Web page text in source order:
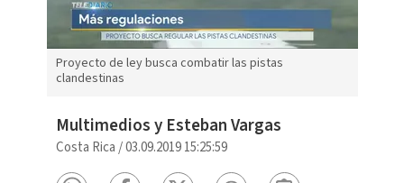
Proyecto de ley busca combatir las pistas
clandestinas
Multimedios y Esteban Vargas
Costa Rica /03.09.2019 15:25:59